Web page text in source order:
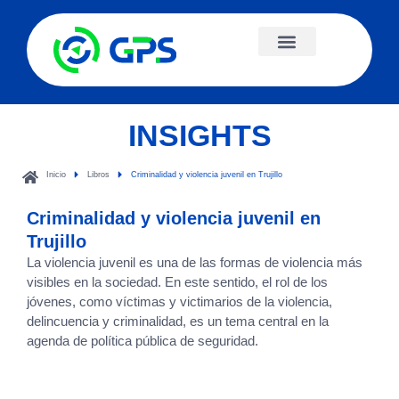
INSIGHTS
Inicio Libros Criminalidad y violencia juvenil en Trujillo
Criminalidad y violencia juvenil en
Trujillo
La violencia juvenil es una de las formas de violencia más
visibles en la sociedad. En este sentido, el rol de los
jóvenes, como víctimas y victimarios de la violencia,
delincuencia y criminalidad, es un tema central en la
agenda de política pública de seguridad.